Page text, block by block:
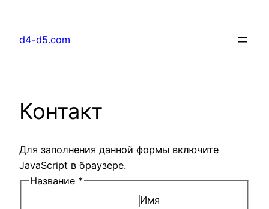
содержимому
d4-d5.com
Контакт
Для заполнения данной формы включите
JavaScript в браузере.
Название *
Имя